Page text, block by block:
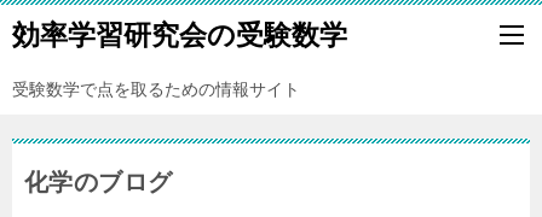
効率学習研究会の受験数学
受験数学で点を取るための情報サイト
化学のブログ